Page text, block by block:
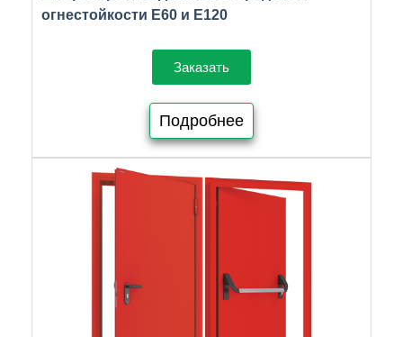
огнестойкости E60 и E120
Заказать
Подробнее